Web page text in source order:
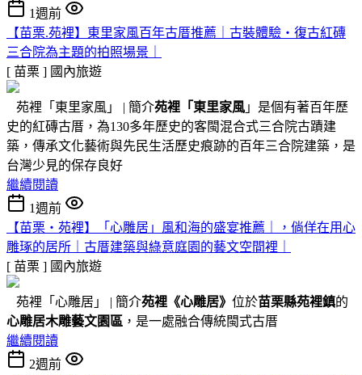
1週前
【苗栗.苑裡】東里家風百年古厝推薦｜古裝體驗・復古紅磚
三合院為主題的拍照場景｜
[ 苗栗 ] 國內旅遊
苑裡「東里家風」 | 簡介苑裡「東里家風 」是個有著百年歷
史的紅磚古厝，為130多年歷史的客閩混合式三合院古蹟建
築，傳承文化藝術與先民生活歷史痕跡的百年三合院建築，是
台灣少見的保存良好
繼續閱讀
1週前
【苗栗・苑裡】「心雕居」風和海的盛宴推薦｜，倘佯在用心
雕琢的居所｜古厝建築與綠意庭園的藝文空間裡｜
[ 苗栗 ] 國內旅遊
苑裡「心雕居」 | 簡介苑裡 《心雕居》 位於苗栗縣苑裡鎮的
心雕居木雕藝文園區 ，是一處融合傳統閩式古厝
繼續閱讀
2週前